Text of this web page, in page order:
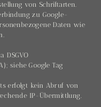
von Schriftarten.
zu Google-
Daten wie
DSGVO
siehe Google Tag
erfolgt kein Abruf von
IP-Übermittlung.